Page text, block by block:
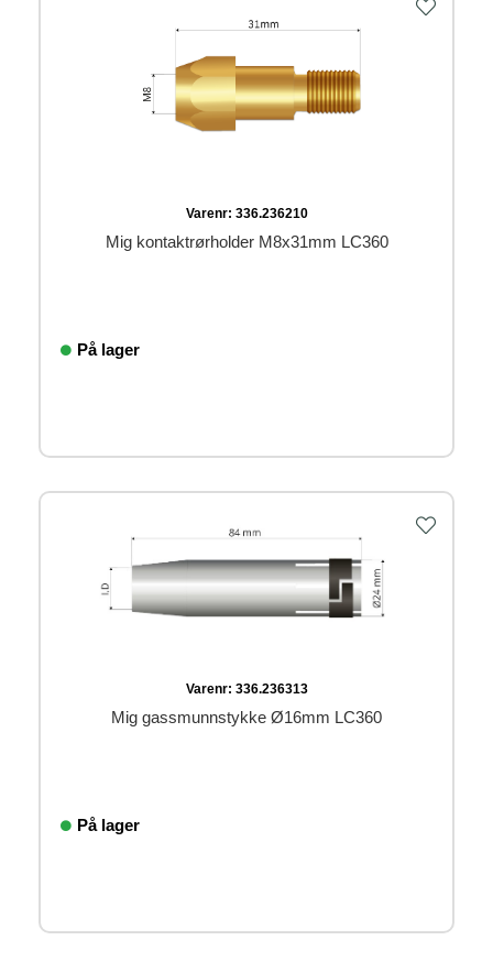
Varenr: 336.236210
Mig kontaktrørholder M8x31mm LC360
På lager
Varenr: 336.236313
Mig gassmunnstykke Ø16mm LC360
På lager